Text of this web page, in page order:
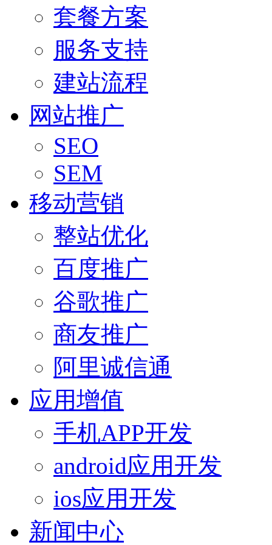
套餐方案
服务支持
建站流程
网站推广
SEO
SEM
移动营销
整站优化
百度推广
谷歌推广
商友推广
阿里诚信通
应用增值
手机APP开发
android应用开发
ios应用开发
新闻中心